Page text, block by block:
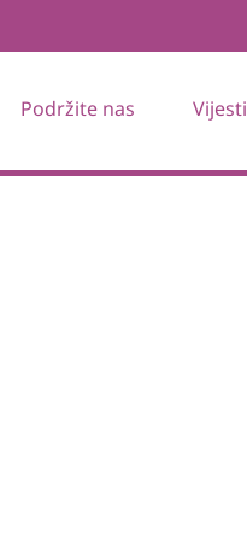
Podržite nas Vijesti